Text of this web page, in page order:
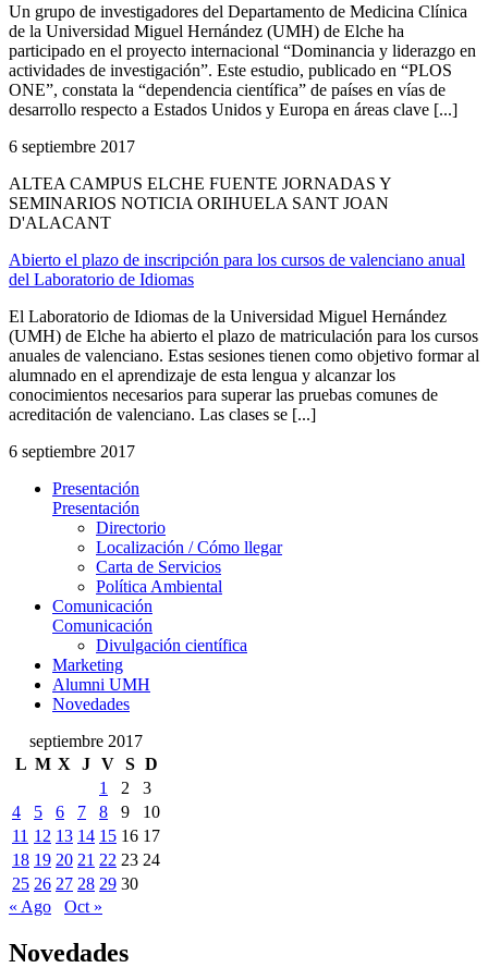
Un grupo de investigadores del Departamento de Medicina Clínica
de la Universidad Miguel Hernández (UMH) de Elche ha
participado en el proyecto internacional “Dominancia y liderazgo en
actividades de investigación”. Este estudio, publicado en “PLOS
ONE”, constata la “dependencia científica” de países en vías de
desarrollo respecto a Estados Unidos y Europa en áreas clave [...]
6 septiembre 2017
ALTEA CAMPUS ELCHE FUENTE JORNADAS Y
SEMINARIOS NOTICIA ORIHUELA SANT JOAN
D'ALACANT
Abierto el plazo de inscripción para los cursos de valenciano anual
del Laboratorio de Idiomas
El Laboratorio de Idiomas de la Universidad Miguel Hernández
(UMH) de Elche ha abierto el plazo de matriculación para los cursos
anuales de valenciano. Estas sesiones tienen como objetivo formar al
alumnado en el aprendizaje de esta lengua y alcanzar los
conocimientos necesarios para superar las pruebas comunes de
acreditación de valenciano. Las clases se [...]
6 septiembre 2017
Presentación
Presentación
Directorio
Localización / Cómo llegar
Carta de Servicios
Política Ambiental
Comunicación
Comunicación
Divulgación científica
Marketing
Alumni UMH
Novedades
septiembre 2017
L M X J V S D
1
2
3
4
5 6 7 8 9
10
11 12 13 14 15 16 17
18 19 20 21 22 23 24
25 26 27 28 29 30
« Ago
Oct »
Novedades